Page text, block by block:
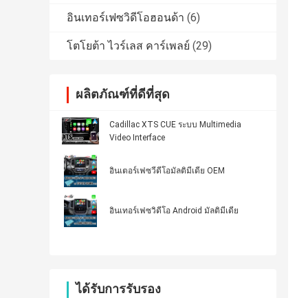
อินเทอร์เฟซวิดีโอฮอนด้า (6)
โตโยต้า ไวร์เลส คาร์เพลย์ (29)
ผลิตภัณฑ์ที่ดีที่สุด
Cadillac XTS CUE ระบบ Multimedia
Video Interface
อินเตอร์เฟซวีดีโอมัลติมีเดีย OEM
อินเทอร์เฟซวิดีโอ Android มัลติมีเดีย
ได้รับการรับรอง